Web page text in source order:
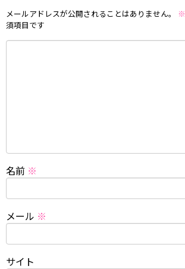
メールアドレスが公開されることはありません。 ※
須項目です
名前 ※
メール ※
サイト